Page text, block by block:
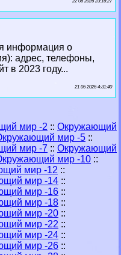
информация о
адрес, телефоны,
в 2023 году...
21 06 2026 4:31:40
мир -2 :: Окружающий
мир -5 ::
мир -7 :: Окружающий
мир -10 ::
мир -12 ::
мир -14 ::
мир -16 ::
мир -18 ::
мир -20 ::
мир -22 ::
мир -24 ::
мир -26 ::